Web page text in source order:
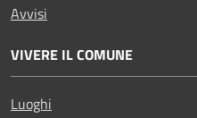
Avvisi
VIVERE IL COMUNE
Luoghi